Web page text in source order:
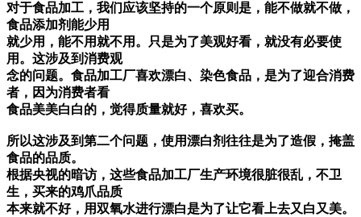
对于食品加工，我们应该坚持的一个原则是，能不做就不做，
食品添加剂能少用
就少用，能不用就不用。只是为了美观好看，就没有必要使
用。这涉及到消费观
念的问题。食品加工厂喜欢漂白、染色食品，是为了迎合消费
者，因为消费者看
食品美美白白的，觉得质量就好，喜欢买。
所以这涉及到第二个问题，使用漂白剂往往是为了造假，掩盖
食品的品质。
根据央视的暗访，这些食品加工厂生产环境很脏很乱，不卫
生，买来的鸡爪品质
本来就不好，用双氧水进行漂白是为了让它看上去又白又美。